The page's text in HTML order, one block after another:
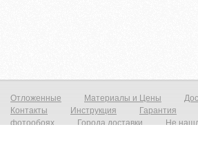
Отложенные Материалы и Цены
Контакты
Инструкция Гарантия
фотообоях
Города доставки
Не